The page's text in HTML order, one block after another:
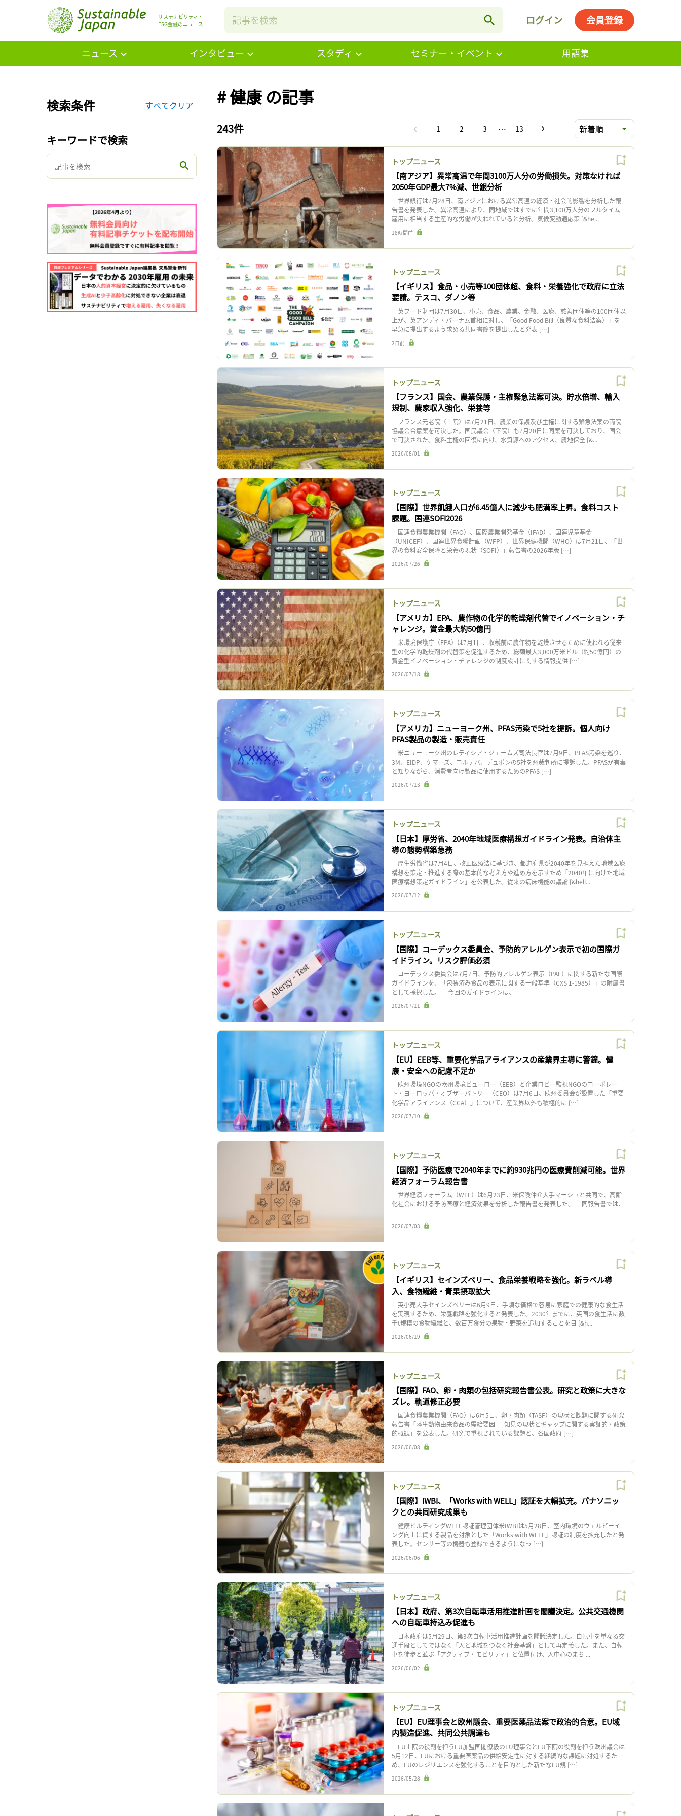
サステナビリティ・
ESG金融のニュース
ログイン 会員登録
ニュース インタビュー スタディ セミナー・イベント 用語集
検索条件 すべてクリア
キーワードで検索
# 健康 の記事
243件 1 2 3 … 13 新着順
トップニュース
【南アジア】異常高温で年間3100万人分の労働損失。対策なければ
2050年GDP最大7%減、世銀分析
世界銀行は7月28日、南アジアにおける異常高温の経済・社会的影響を分析した報
告書を発表した。異常高温により、同地域ではすでに年間3,100万人分のフルタイム
雇用に相当する生産的な労働が失われていると分析。気候変動適応策 [&he...
18時間前
トップニュース
【イギリス】食品・小売等100団体超、食料・栄養強化で政府に立法
要請。テスコ、ダノン等
英フード財団は7月30日、小売、食品、農業、金融、医療、慈善団体等の100団体以
上が、英アンディ・バーナム首相に対し、「Good Food Bill（良質な食料法案）」を
早急に提出するよう求める共同書簡を提出したと発表 […]
2日前
トップニュース
【フランス】国会、農業保護・主権緊急法案可決。貯水倍増、輸入
規制、農家収入強化、栄養等
フランス元老院（上院）は7月21日、農業の保護及び主権に関する緊急法案の両院
協議会合意案を可決した。国民議会（下院）も7月20日に同案を可決しており、国会
で可決された。食料主権の回復に向け、水資源へのアクセス、農地保全 [&...
2026/08/01
トップニュース
【国際】世界飢餓人口が6.45億人に減少も肥満率上昇。食料コスト
課題。国連SOFI2026
国連食糧農業機関（FAO）、国際農業開発基金（IFAD）、国連児童基金
（UNICEF）、国連世界食糧計画（WFP）、世界保健機関（WHO）は7月21日、「世
界の食料安全保障と栄養の現状（SOFI）」報告書の2026年版 […]
2026/07/26
トップニュース
【アメリカ】EPA、農作物の化学的乾燥剤代替でイノベーション・チ
ャレンジ。賞金最大約50億円
米環境保護庁（EPA）は7月1日、収穫前に農作物を乾燥させるために使われる従来
型の化学的乾燥剤の代替策を促進するため、総額最大3,000万米ドル（約50億円）の
賞金型イノベーション・チャレンジの制度設計に関する情報提供 […]
2026/07/18
トップニュース
【アメリカ】ニューヨーク州、PFAS汚染で5社を提訴。個人向け
PFAS製品の製造・販売責任
米ニューヨーク州のレティシア・ジェームズ司法長官は7月9日、PFAS汚染を巡り、
3M、EIDP、ケマーズ、コルテバ、デュポンの5社を州裁判所に提訴した。PFASが有毒
と知りながら、消費者向け製品に使用するためのPFAS […]
2026/07/13
トップニュース
【日本】厚労省、2040年地域医療構想ガイドライン発表。自治体主
導の態勢構築急務
厚生労働省は7月4日、改正医療法に基づき、都道府県が2040年を見据えた地域医療
構想を策定・推進する際の基本的な考え方や進め方を示すため「2040年に向けた地域
医療構想策定ガイドライン」を公表した。従来の病床機能の議論 [&hell...
2026/07/12
トップニュース
【国際】コーデックス委員会、予防的アレルゲン表示で初の国際ガ
イドライン。リスク評価必須
コーデックス委員会は7月7日、予防的アレルゲン表示（PAL）に関する新たな国際
ガイドラインを、「包装済み食品の表示に関する一般基準（CXS 1-1985）」の附属書
として採択した。 今回のガイドラインは、
2026/07/11
トップニュース
【EU】EEB等、重要化学品アライアンスの産業界主導に警鐘。健
康・安全への配慮不足か
欧州環境NGOの欧州環境ビューロー（EEB）と企業ロビー監視NGOのコーポレー
ト・ヨーロッパ・オブザーバトリー（CEO）は7月6日、欧州委員会が設置した「重要
化学品アライアンス（CCA）」について、産業界以外も積極的に […]
2026/07/10
トップニュース
【国際】予防医療で2040年までに約930兆円の医療費削減可能。世界
経済フォーラム報告書
世界経済フォーラム（WEF）は6月23日、米保険仲介大手マーシュと共同で、高齢
化社会における予防医療と経済効果を分析した報告書を発表した。 同報告書では、
2026/07/03
トップニュース
【イギリス】セインズベリー、食品栄養戦略を強化。新ラベル導
入、食物繊維・青果摂取拡大
英小売大手セインズベリーは6月9日、手頃な価格で容易に家庭での健康的な食生活
を実現するため、栄養戦略を強化すると発表した。2030年までに、英国の食生活に数
千t規模の食物繊維と、数百万食分の果物・野菜を追加することを目 [&h...
2026/06/19
トップニュース
【国際】FAO、卵・肉類の包括研究報告書公表。研究と政策に大きな
ズレ。軌道修正必要
国連食糧農業機関（FAO）は6月5日、卵・肉類（TASF）の現状と課題に関する研究
報告書「陸生動物由来食品の需給要因 ― 知見の現状とギャップに関する実証的・政策
的概観」を公表した。研究で重視されている課題と、各国政府 […]
2026/06/08
トップニュース
【国際】IWBI、「Works with WELL」認証を大幅拡充。パナソニッ
クとの共同研究成果も
健康ビルディングWELL認証管理団体米IWBIは5月28日、室内環境のウェルビーイ
ング向上に資する製品を対象とした「Works with WELL」認証の制度を拡充したと発
表した。センサー等の機器も登録できるようになっ […]
2026/06/06
トップニュース
【日本】政府、第3次自転車活用推進計画を閣議決定。公共交通機関
への自転車持込み促進も
日本政府は5月29日、第3次自転車活用推進計画を閣議決定した。自転車を単なる交
通手段としてではなく「人と地域をつなぐ社会基盤」として再定義した。また、自転
車を徒歩と並ぶ「アクティブ・モビリティ」と位置付け、人中心のまち ...
2026/06/02
トップニュース
【EU】EU理事会と欧州議会、重要医薬品法案で政治的合意。EU域
内製造促進、共同公共調達も
EU上院の役割を担うEU加盟国閣僚級のEU理事会とEU下院の役割を担う欧州議会は
5月12日、EUにおける重要医薬品の供給安定性に対する継続的な課題に対処するた
め、EUのレジリエンスを強化することを目的とした新たなEU規 […]
2026/05/28
記事をお気に入りに保存するには
ログイン 会員登録